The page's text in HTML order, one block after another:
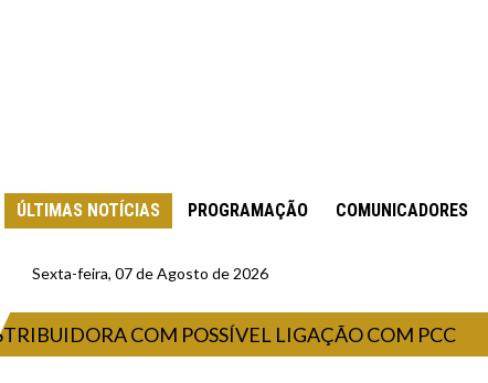
ÚLTIMAS NOTÍCIAS PROGRAMAÇÃO COMUNICADORES
Sexta-feira, 07 de Agosto de 2026
COM POSSÍVEL LIGAÇÃO COM PCC